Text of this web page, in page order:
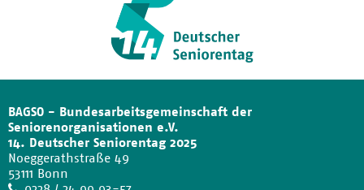
BAGSO - Bundesarbeitsgemeinschaft der
Seniorenorganisationen e.V.
14. Deutscher Seniorentag 2025
Noeggerathstraße 49
53111 Bonn